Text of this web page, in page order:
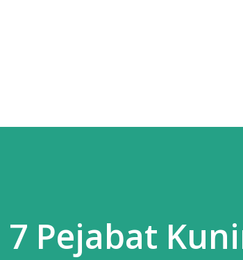
Pejabat